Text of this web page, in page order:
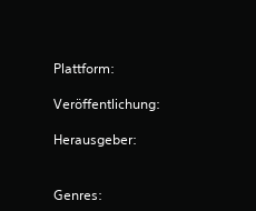
v
i
S
i
Plattform:
Veröffentlichung:
Herausgeber:
Genres: